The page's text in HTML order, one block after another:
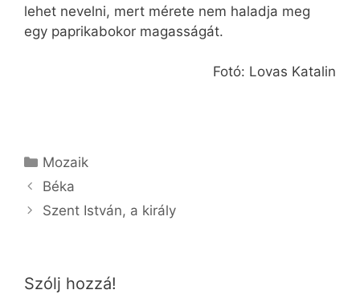
lehet nevelni, mert mérete nem haladja meg
egy paprikabokor magasságát.
Fotó: Lovas Katalin
Kategória
Mozaik
Béka
Szent István, a király
Szólj hozzá!